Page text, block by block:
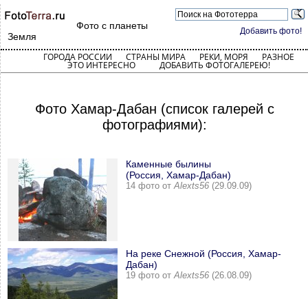
Добавить фото!
Фото с планеты
Земля
ГОРОДА РОССИИ СТРАНЫ МИРА РЕКИ, МОРЯ РАЗНОЕ
ЭТО ИНТЕРЕСНО ДОБАВИТЬ ФОТОГАЛЕРЕЮ!
Фото Хамар-Дабан (список галерей с
фотографиями):
Каменные былины
(Россия, Хамар-Дабан)
14 фото отAlexts56 (29.09.09)
На реке Снежной (Россия, Хамар-
Дабан)
19 фото отAlexts56 (26.08.09)